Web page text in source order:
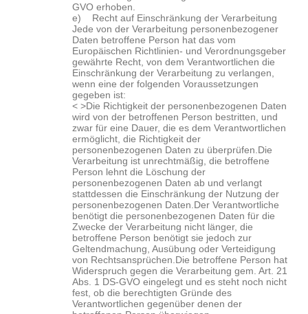
GVO erhoben.
e) Recht auf Einschränkung der Verarbeitung
Jede von der Verarbeitung personenbezogener
Daten betroffene Person hat das vom
Europäischen Richtlinien- und Verordnungsgeber
gewährte Recht, von dem Verantwortlichen die
Einschränkung der Verarbeitung zu verlangen,
wenn eine der folgenden Voraussetzungen
gegeben ist:
< >Die Richtigkeit der personenbezogenen Daten
wird von der betroffenen Person bestritten, und
zwar für eine Dauer, die es dem Verantwortlichen
ermöglicht, die Richtigkeit der
personenbezogenen Daten zu überprüfen. Die
Verarbeitung ist unrechtmäßig, die betroffene
Person lehnt die Löschung der
personenbezogenen Daten ab und verlangt
stattdessen die Einschränkung der Nutzung der
personenbezogenen Daten. Der Verantwortliche
benötigt die personenbezogenen Daten für die
Zwecke der Verarbeitung nicht länger, die
betroffene Person benötigt sie jedoch zur
Geltendmachung, Ausübung oder Verteidigung
von Rechtsansprüchen. Die betroffene Person hat
Widerspruch gegen die Verarbeitung gem. Art. 21
Abs. 1 DS-GVO eingelegt und es steht noch nicht
fest, ob die berechtigten Gründe des
Verantwortlichen gegenüber denen der